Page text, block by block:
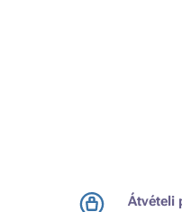
Átvételi